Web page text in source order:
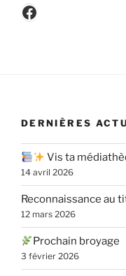
Facebook
DERNIÈRES
Vis ta
14 avril 2026
Reconnaissance au
12 mars 2026
Prochain broyage
3 février 2026